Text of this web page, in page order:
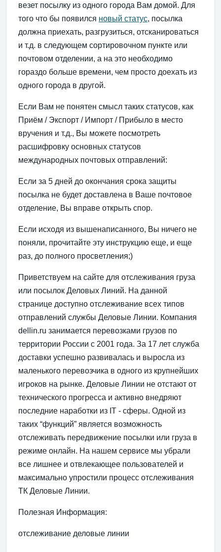
везет посылку из одного города Вам домой. Для
того что бы появился новый статус, посылка
должна приехать, разгрузиться, отсканироваться
и т.д. в следующем сортировочном пункте или
почтовом отделении, а на это необходимо
гораздо больше времени, чем просто доехать из
одного города в другой.
Если Вам не понятен смысл таких статусов, как
Приём / Экспорт / Импорт / Прибыло в место
вручения и т.д., Вы можете посмотреть
расшифровку основных статусов
международных почтовых отправлений:
Если за 5 дней до окончания срока защиты
посылка не будет доставлена в Ваше почтовое
отделение, Вы вправе открыть спор.
Если исходя из вышенаписанного, Вы ничего не
поняли, прочитайте эту инструкцию еще, и еще
раз, до полного просветления;)
Приветствуем на сайте для отслеживания груза
или посылок Деловых Линий. На данной
странице доступно отслеживание всех типов
отправлений службы Деловые Линии. Компания
dellin.ru занимается перевозками грузов по
территории России с 2001 года. За 17 лет служба
доставки успешно развивалась и выросла из
маленького перевозчика в одного из крупнейших
игроков на рынке. Деловые Линии не отстают от
технического прогресса и активно внедряют
последние наработки из IT - сферы. Одной из
таких “функций” является возможность
отслеживать передвижение посылки или груза в
режиме онлайн. На нашем сервисе мы убрали
все лишнее и отвлекающее пользователей и
максимально упростили процесс отслеживания
ТК Деловые Линии.
Полезная Информация:
отслеживание деловые линии